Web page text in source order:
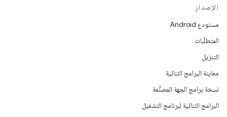
الإصدار
مستودع Android
المتطلّبات
التنزيل
معاينة البرامج الثنائية
نسخة برامج الجهة المصنِّعة
البرامج الثنائية لبرنامج التشغيل